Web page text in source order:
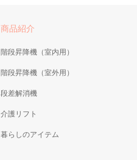
商品紹介
階段昇降機（室内用）
階段昇降機（室外用）
段差解消機
介護リフト
暮らしのアイテム